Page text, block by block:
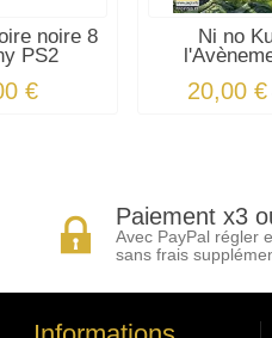
noire 8
PS2
€
Ni no
20,00 €
Paiement x3
Avec PayPal régler
sans frais